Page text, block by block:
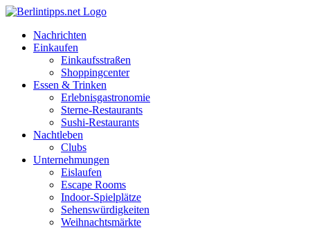
Zum
springenNachrichten
Einkaufen
Einkaufsstraßen
Shoppingcenter
Essen & Trinken
Erlebnisgastronomie
Sterne-Restaurants
Sushi-Restaurants
Nachtleben
Clubs
Unternehmungen
Eislaufen
Escape Rooms
Indoor-Spielplätze
Sehenswürdigkeiten
Weihnachtsmärkte